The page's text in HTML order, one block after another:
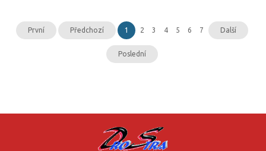
První Předchozí 1 2 3 4 5 6 7 Další
Poslední